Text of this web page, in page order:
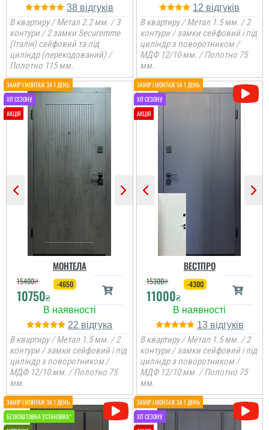
38
В квартиру / Метал 2.2 мм. / 3
контури / 2 замки Securemme
(Італія) сейфовий та під
циліндр (перекодований) /
Полотно 115 мм.
12
В квартиру / Метал 1.5 мм. / 2
контури / замки сейфовий і під
циліндр з поворотником /
МДФ 12/10 мм. / Полотно 75
мм.
МОНТЕЛА
15400₴
10750₴
-4650
22
В квартиру / Метал 1.5 мм. / 2
контури / замки сейфовий і під
циліндр з поворотником /
МДФ 12/10 мм. / Полотно 75
мм.
ВЕСТПРО
15300₴
11000₴
-4300
13
В квартиру / Метал 1.5 мм. / 2
контури / замки сейфовий і під
циліндр з поворотником /
МДФ 12/10 мм. / Полотно 75
мм.